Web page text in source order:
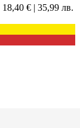
18,40 € | 35,99 лв.